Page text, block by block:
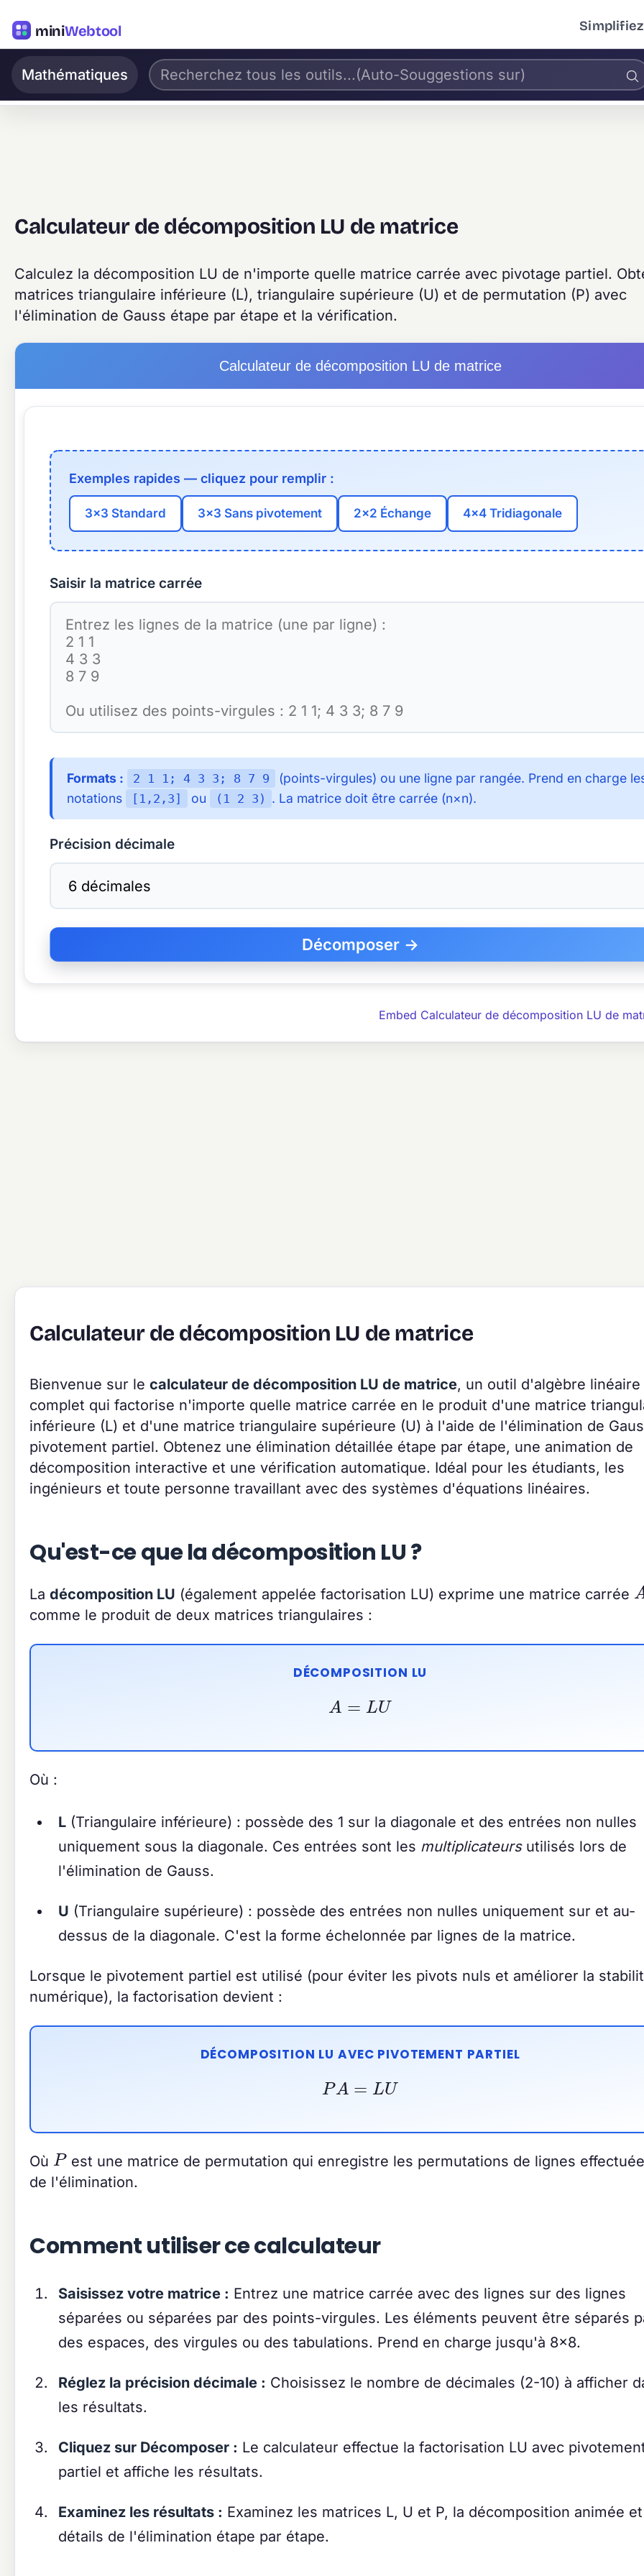
miniWebtool
Mathématiques
Calculateur de décomposition LU de matrice
Calculez la décomposition LU de n'importe quelle matrice carrée avec pivotage partiel.
matrices triangulaire inférieure (L), triangulaire supérieure (U) et de permutation (P) avec
l'élimination de Gauss étape par étape et la vérification.
Calculateur de décomposition LU de matrice
Exemples rapides — cliquez pour remplir :
3×3 Standard 3×3 Sans pivotement 2×2 Échange 4×4 Tridiagonale
Saisir la matrice carrée
Formats : 2 1 1; 4 3 3; 8 7 9
(points-virgules) ou une ligne par rangée. Prend en charge
notations
[1,2,3] ou (1 2 3) . La matrice doit être carrée (n×n).
Précision décimale
Embed Calculateur de décomposition LU de
Calculateur de décomposition LU de matrice
Bienvenue sur le calculateur de décomposition LU de matrice, un outil d'algèbre linéaire
complet qui factorise n'importe quelle matrice carrée en le produit d'une matrice
inférieure (L) et d'une matrice triangulaire supérieure (U) à l'aide de l'élimination de
pivotement partiel. Obtenez une élimination détaillée étape par étape, une animation de
décomposition interactive et une vérification automatique. Idéal pour les étudiants, les
ingénieurs et toute personne travaillant avec des systèmes d'équations linéaires.
Qu'est-ce que la décomposition LU ?
La décomposition LU (également appelée factorisation LU) exprime une matrice carrée
comme le produit de deux matrices triangulaires :
DÉCOMPOSITION LU
A= LU
Où :
L (Triangulaire inférieure) : possède des 1 sur la diagonale et des entrées non nulles
uniquement sous la diagonale. Ces entrées sont les multiplicateursutilisés lors de
l'élimination de Gauss.
U (Triangulaire supérieure) : possède des entrées non nulles uniquement sur et au-
dessus de la diagonale. C'est la forme échelonnée par lignes de la matrice.
Lorsque le pivotement partiel est utilisé (pour éviter les pivots nuls et améliorer la
numérique), la factorisation devient :
DÉCOMPOSITION LU AVEC PIVOTEMENT PARTIEL
PA =L U
Où Pest une matrice de permutation qui enregistre les permutations de lignes
de l'élimination.
Comment utiliser ce calculateur
Saisissez votre matrice : Entrez une matrice carrée avec des lignes sur des lignes
séparées ou séparées par des points-virgules. Les éléments peuvent être séparés
des espaces, des virgules ou des tabulations. Prend en charge jusqu'à 8×8.
Réglez la précision décimale : Choisissez le nombre de décimales (2-10) à afficher
les résultats.
Cliquez sur Décomposer : Le calculateur effectue la factorisation LU avec
partiel et affiche les résultats.
Examinez les résultats : Examinez les matrices L, U et P, la décomposition animée
détails de l'élimination étape par étape.